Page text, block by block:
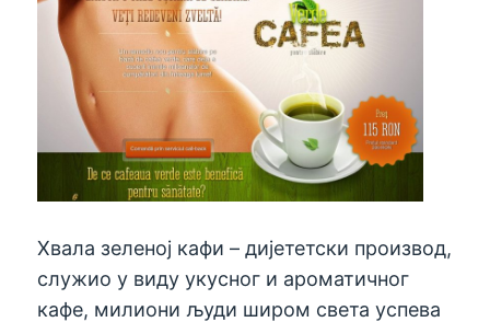
Хвала зеленој кафи – дијететски производ,
служио у виду укусног и ароматичног
кафе, милиони људи широм света успева